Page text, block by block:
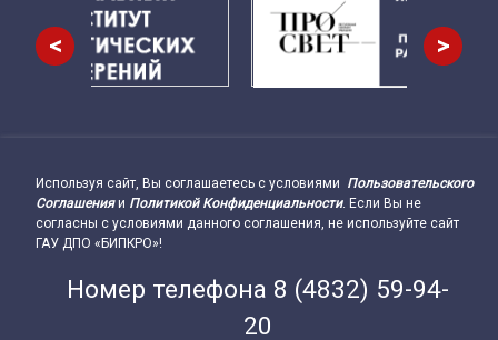
< >
Подвал сайта → влево
Используя сайт, Вы соглашаетесь с условиями Пользовательского
Соглашенияи Политикой Конфиденциальности. Если Вы не
согласны с условиями данного соглашения, не используйте сайт
ГАУ ДПО «БИПКРО»!
Номер телефона 8 (4832) 59-94-
20